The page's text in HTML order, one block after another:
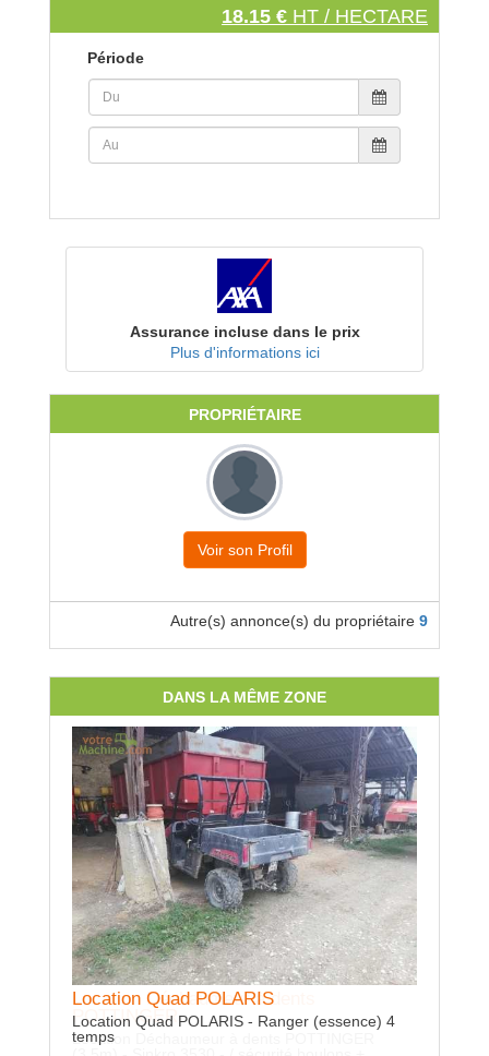
18.15 € HT / HECTARE
Période
Assurance incluse dans le prix
Plus d'informations ici
PROPRIÉTAIRE
Voir son Profil
Autre(s) annonce(s) du propriétaire 9
DANS LA MÊME ZONE
Location Quad POLARIS
Location Quad POLARIS - Ranger (essence) 4
temps
Location Déchaumeur à dents
POTTINGER
Location Déchaumeur à dents POTTINGER